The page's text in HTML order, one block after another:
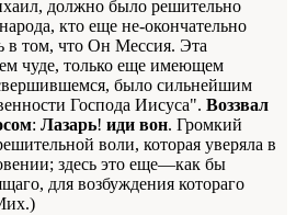
должно было решительно
кто еще не-окончательно
в том, что Он Мессия. Эта
чуде, только еще имеющем
было сильнейшим
Господа Иисуса". Воззвал
: Лазарь! иди вон. Громкий
воли, которая уверяла в
здесь это еще—как бы
для возбуждения котораго